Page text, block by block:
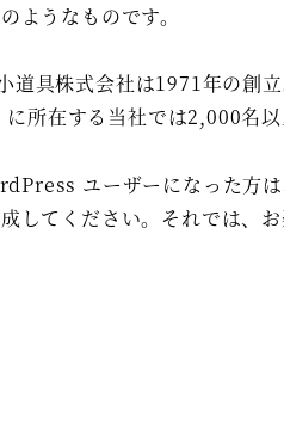
ようなものです。
道具株式会社は1971年の創
に所在する当社では2,000名
ユーザーになった方は
してください。それでは、